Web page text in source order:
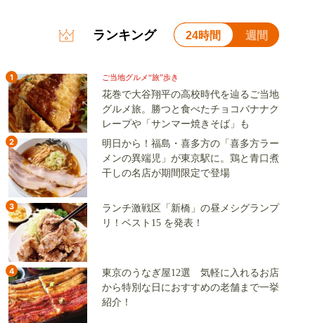
ランキング 24時間 週間
1 ご当地グルメ“旅”歩き
花巻で大谷翔平の高校時代を辿るご当地
グルメ旅。勝つと食べたチョコバナナク
レープや「サンマー焼きそば」も
2
明日から！福島・喜多方の「喜多方ラー
メンの異端児」が東京駅に。鶏と青口煮
干しの名店が期間限定で登場
3
ランチ激戦区「新橋」の昼メシグランプ
リ！ベスト15 を発表！
4
東京のうなぎ屋12選 気軽に入れるお店
から特別な日におすすめの老舗まで一挙
紹介！